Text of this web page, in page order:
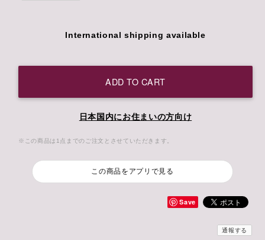
International shipping available
ADD TO CART
日本国内にお住まいの方向け
※この商品は1点までのご注文とさせていただきます。
この商品をアプリで見る
Save
通報する